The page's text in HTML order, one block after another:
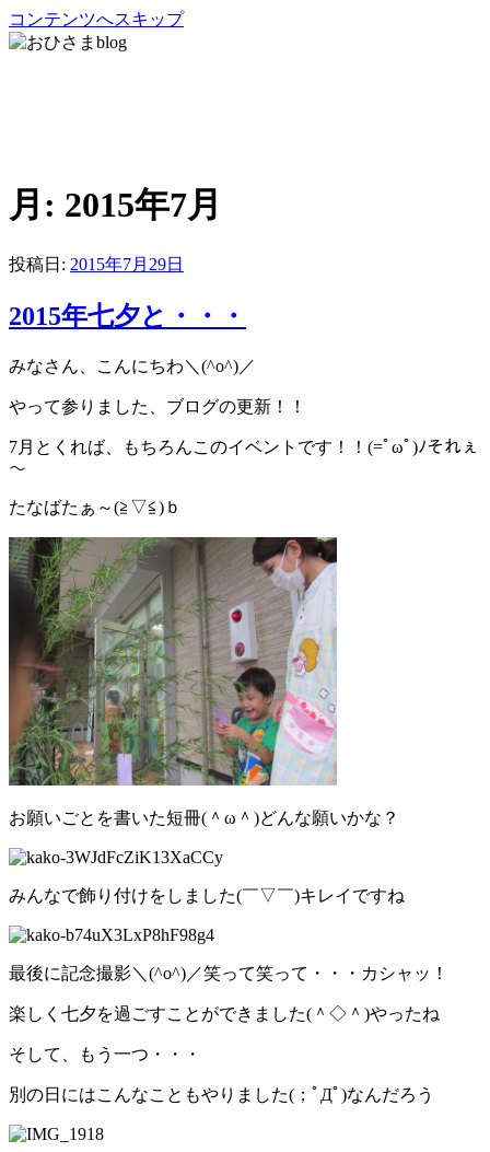
コンテンツへスキップ
月: 2015年7月
投稿日: 2015年7月29日
2015年七夕と・・・
みなさん、こんにちわ＼(^o^)／
やって参りました、ブログの更新！！
7月とくれば、もちろんこのイベントです！！(=ﾟωﾟ)ﾉそれぇ
～
たなばたぁ～(≧▽≦)ｂ
お願いごとを書いた短冊(＾ω＾)どんな願いかな？
みんなで飾り付けをしました(￣▽￣)キレイですね
最後に記念撮影＼(^o^)／笑って笑って・・・カシャッ！
楽しく七夕を過ごすことができました(＾◇＾)やったね
そして、もう一つ・・・
別の日にはこんなこともやりました(；ﾟДﾟ)なんだろう